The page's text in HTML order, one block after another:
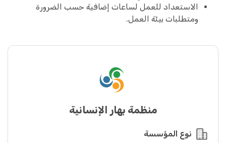
الاستعداد للعمل لساعات إضافية حسب الضرورة
ومتطلبات بيئة العمل.
منظمة بهار الإنسانية
نوع المؤسسة